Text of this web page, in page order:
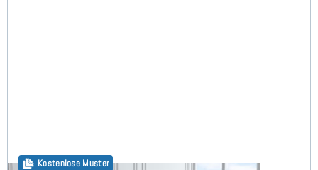
Kostenlose Muster